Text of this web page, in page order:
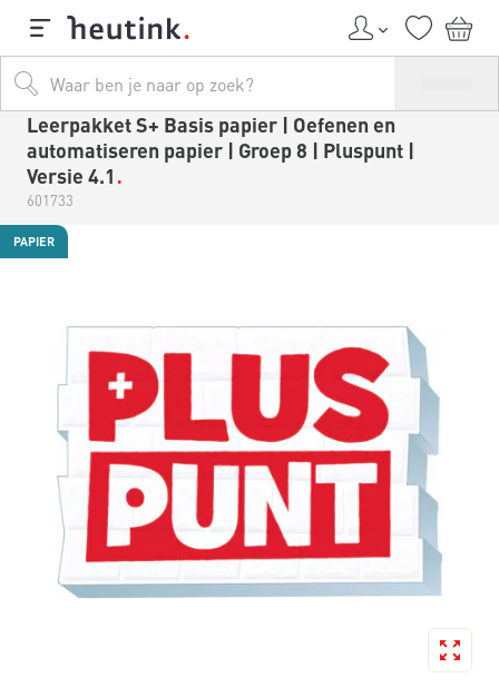
Leerpakket S+ Basis papier | Oefenen en
automatiseren papier | Groep 8 | Pluspunt |
Versie 4.1
601733
PAPIER